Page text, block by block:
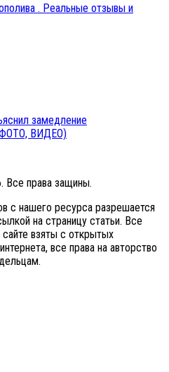
. Реальные отзывы и
замедление
ВИДЕО)
Все права защины.
с нашего ресурса разрешается
на страницу статьи. Все
взяты с открытых
все права на авторство